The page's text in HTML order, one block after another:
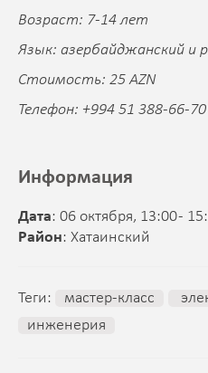
Возраст: 7-14 лет
Язык: азербайджанский и
Стоимость: 25 AZN
Телефон: +994 51 388-66-70
Информация
Дата: 06 октября, 13:00 -
Район: Хатаинский
Теги: мастер-класс
инженерия